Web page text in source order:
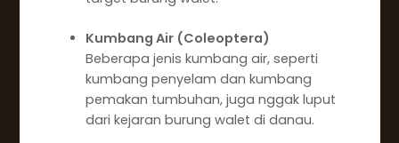
Kumbang Air (Coleoptera)
Beberapa jenis kumbang air, seperti
kumbang penyelam dan kumbang
pemakan tumbuhan, juga nggak luput
dari kejaran burung walet di danau.